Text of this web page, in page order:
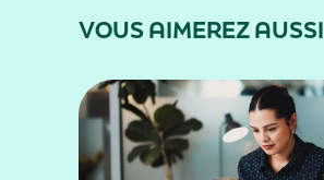
VOUS AIMEREZ AUSSI